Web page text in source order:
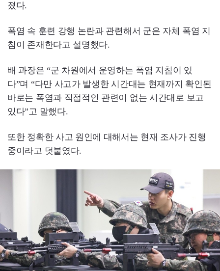
졌다.
폭염 속 훈련 강행 논란과 관련해서 군은 자체 폭염 지
침이 존재한다고 설명했다.
배 과장은 “군 차원에서 운영하는 폭염 지침이 있
다”며 “다만 사고가 발생한 시간대는 현재까지 확인된
바로는 폭염과 직접적인 관련이 없는 시간대로 보고
있다”고 말했다.
또한 정확한 사고 원인에 대해서는 현재 조사가 진행
중이라고 덧붙였다.